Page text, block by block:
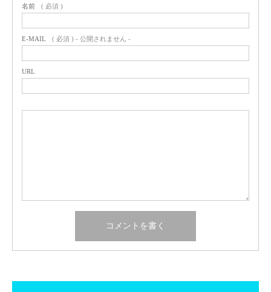
名前 ( 必須 )
E-MAIL ( 必須 ) - 公開されません -
URL